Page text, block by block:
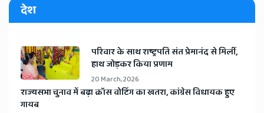
देश
​परिवार के साथ राष्ट्रपति संत प्रेमानंद से मिलीं,
हाथ जोड़कर किया प्रणाम
20 March, 2026
​राज्यसभा चुनाव में बढ़ा क्रॉस वोटिंग का खतरा, कांग्रेस विधायक हुए
गायब